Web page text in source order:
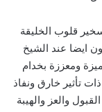
قلوب الخليقة
ايضا عند الشيخ
ومعززة بخدام
تأثير خارق ونفاذ
والعز والهيبة